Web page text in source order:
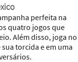
perfeita na
quatro jogos que
Além disso, joga no
torcida e em uma